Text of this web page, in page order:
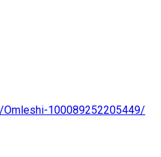
100089252205449/